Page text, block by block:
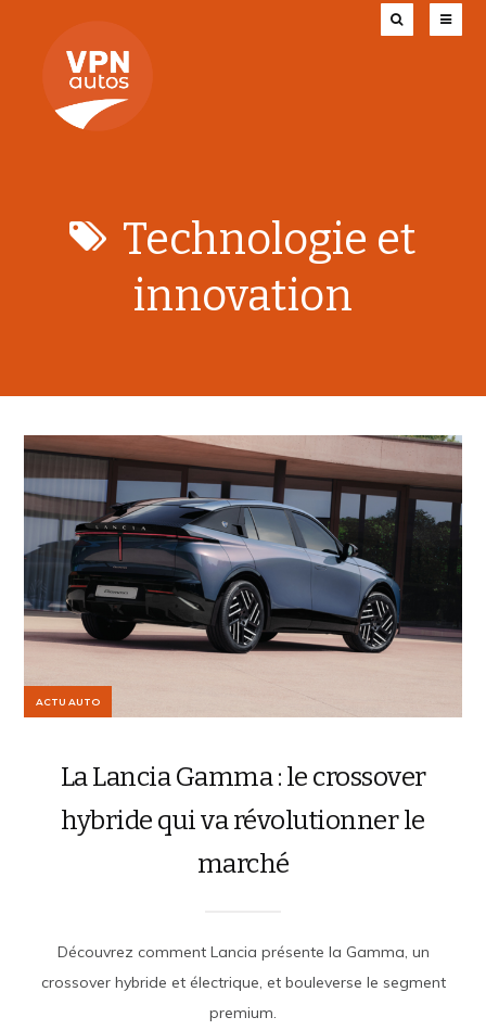
Technologie et
innovation
ACTU AUTO
La Lancia Gamma : le crossover
hybride qui va révolutionner le
marché
Découvrez comment Lancia présente la Gamma, un
crossover hybride et électrique, et bouleverse le segment
premium.